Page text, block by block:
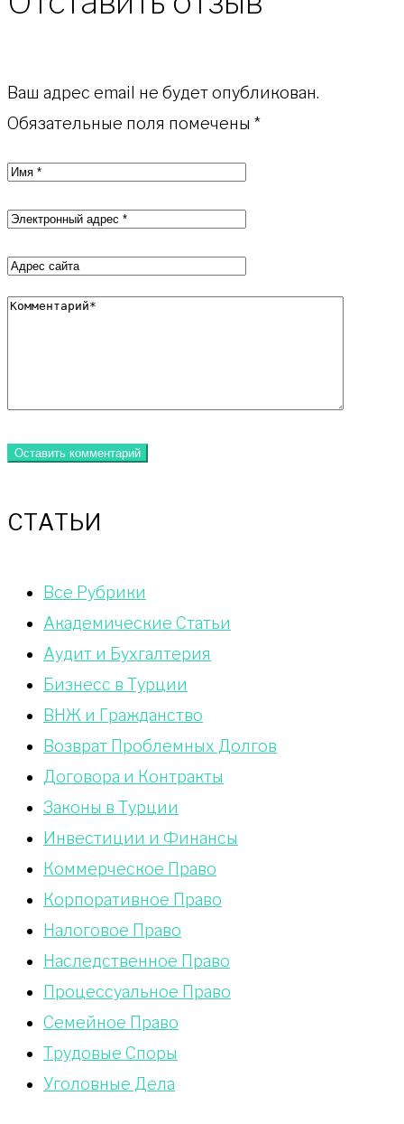
Ваш адрес email не будет опубликован.
Обязательные поля помечены *
СТАТЬИ
Bce Pyбрики
Академические Статьи
Аудит и Бухгалтерия
Бизнесс в Турции
ВНЖ и Гражданство
Возврат Проблемных Долгов
Договора и Контракты
Законы в Турции
Инвестиции и Финансы
Коммерческое Право
Корпоративное Право
Налоговое Право
Наследственное Право
Процессуальное Право
Сeмейное Право
Трудовые Споры
Уголовные Дела